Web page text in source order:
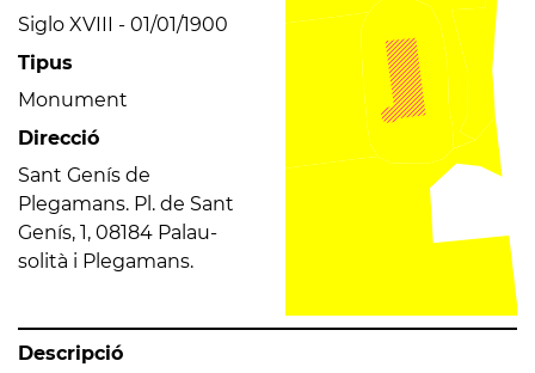
Siglo XVIII - 01/01/1900
Tipus
Monument
Direcció
Sant Genís de
Plegamans. Pl. de Sant
Genís, 1, 08184 Palau-
solità i Plegamans.
Descripció